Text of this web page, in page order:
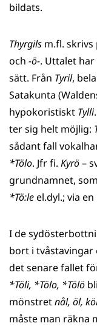
bildats.
Thyrgils m.fl. skrivs
och -ö-. Uttalet
sätt. Från Tyril,
Satakunta
hypokoristiskt Tylli
ter sig helt möjlig:
sådant fall
*Tölo. Jfr fi. Kyrö–
grundnamnet,
*Tö:leel.dyl.; via
I de
bort i tvåstavingar
det senare fallet
*Töli, *Tölo, *Tölö
mönstretnål, öl,
måste man räkna